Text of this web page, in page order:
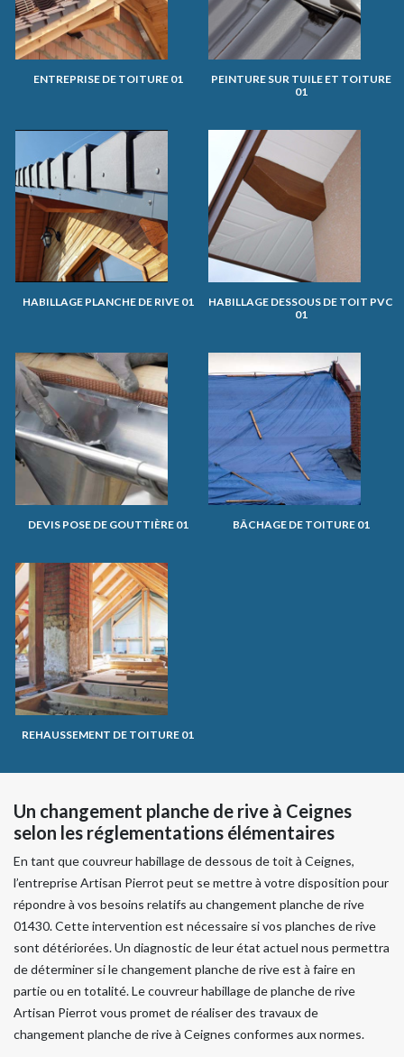
ENTREPRISE DE TOITURE 01
PEINTURE SUR TUILE ET TOITURE
01
HABILLAGE PLANCHE DE RIVE 01
HABILLAGE DESSOUS DE TOIT PVC
01
DEVIS POSE DE GOUTTIÈRE 01 BÂCHAGE DE TOITURE 01
REHAUSSEMENT DE TOITURE 01
Un changement planche de rive à Ceignes
selon les réglementations élémentaires
En tant que couvreur habillage de dessous de toit à Ceignes,
l’entreprise Artisan Pierrot peut se mettre à votre disposition pour
répondre à vos besoins relatifs au changement planche de rive
01430. Cette intervention est nécessaire si vos planches de rive
sont détériorées. Un diagnostic de leur état actuel nous permettra
de déterminer si le changement planche de rive est à faire en
partie ou en totalité. Le couvreur habillage de planche de rive
Artisan Pierrot vous promet de réaliser des travaux de
changement planche de rive à Ceignes conformes aux normes.